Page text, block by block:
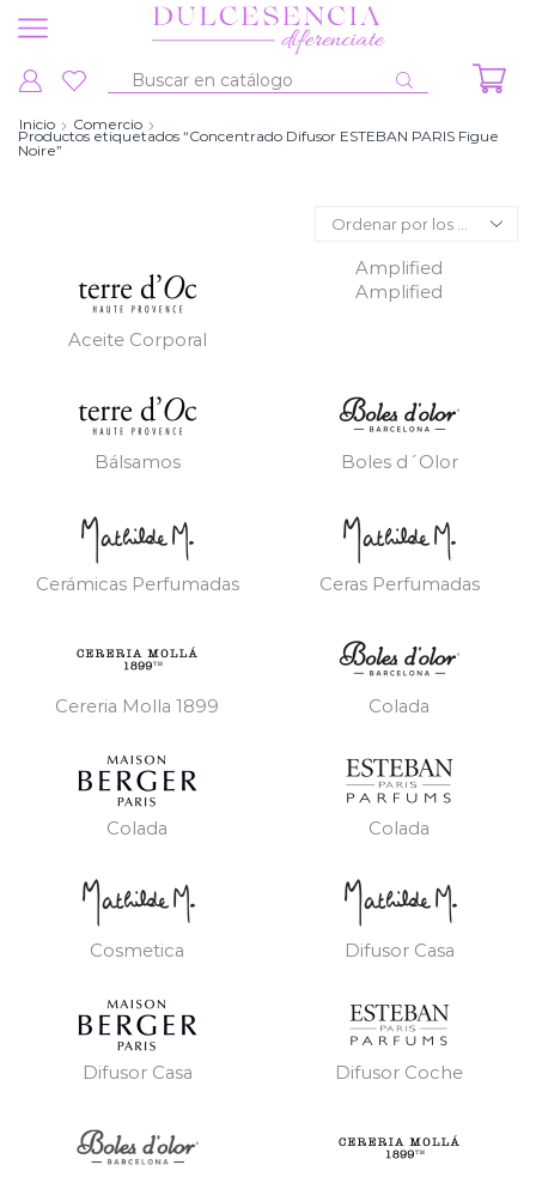
Entrada
búsqueda
Inicio Comercio
Productos etiquetados “Concentrado Difusor ESTEBAN PARIS Figue
Noire”
Aceite Corporal
Amplified
Amplified
Bálsamos Boles d´Olor
Cerámicas Perfumadas Ceras Perfumadas
Cereria Molla 1899 Colada
Colada Colada
Cosmetica Difusor Casa
Difusor Casa Difusor Coche